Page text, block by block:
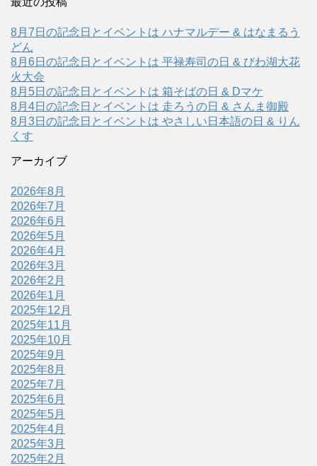
8月7日の記念日とイベントは ハナマルデー & はなまるう
どん
8月6日の記念日とイベントは 平禄寿司の日 & びわ湖大花
火大会
8月5日の記念日とイベントは 箱そばの日 & Dマケ
8月4日の記念日とイベントは 走ろうの日 & さんま御殿
8月3日の記念日とイベントは やさしい日本語の日 & りん
くす
アーカイブ
2026年8月
2026年7月
2026年6月
2026年5月
2026年4月
2026年3月
2026年2月
2026年1月
2025年12月
2025年11月
2025年10月
2025年9月
2025年8月
2025年7月
2025年6月
2025年5月
2025年4月
2025年3月
2025年2月